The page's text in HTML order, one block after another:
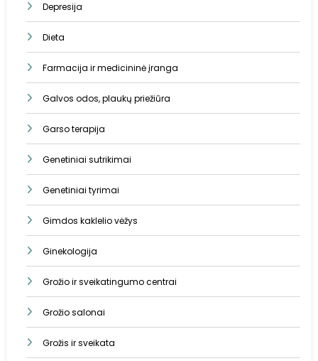
Depresija
Dieta
Farmacija ir medicininė įranga
Galvos odos, plaukų priežiūra
Garso terapija
Genetiniai sutrikimai
Genetiniai tyrimai
Gimdos kaklelio vėžys
Ginekologija
Grožio ir sveikatingumo centrai
Grožio salonai
Grožis ir sveikata